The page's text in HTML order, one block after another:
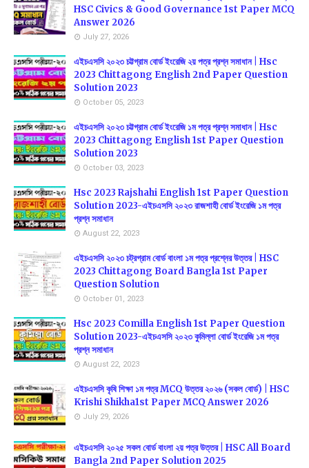
HSC Civics & Good Governance 1st Paper MCQ
Answer 2026
July 27, 2026
এইচএসসি ২০২৩ চট্টগ্রাম বোর্ড ইংরেজি ২য় পত্র প্রশ্ন সমাধান | Hsc
2023 Chittagong English 2nd Paper Question
Solution 2023
October 05, 2023
এইচএসসি ২০২৩ চট্টগ্রাম বোর্ড ইংরেজি ১ম পত্র প্রশ্ন সমাধান | Hsc
2023 Chittagong English 1st Paper Question
Solution 2023
October 03, 2023
Hsc 2023 Rajshahi English 1st Paper Question
Solution 2023-এইচএসসি ২০২৩ রাজশাহী বোর্ড ইংরেজি ১ম পত্র
প্রশ্ন সমাধান
August 22, 2023
এইচএসসি ২০২৩ চট্রগ্রাম বোর্ড বাংলা ১ম পত্র প্রশ্নের উত্তর | HSC
2023 Chittagong Board Bangla 1st Paper
Question Solution
October 01, 2023
Hsc 2023 Comilla English 1st Paper Question
Solution 2023-এইচএসসি ২০২৩ কুমিল্লা বোর্ড ইংরেজি ১ম পত্র
প্রশ্ন সমাধান
August 22, 2023
এইচএসসি কৃষি শিক্ষা ১ম পত্র MCQ উত্তর ২০২৬ (সকল বোর্ড) | HSC
Krishi Shikha1st Paper MCQ Answer 2026
July 29, 2026
এইচএসসি ২০২৫ সকল বোর্ড বাংলা ২য় পত্র উত্তর | HSC All Board
Bangla 2nd Paper Solution 2025